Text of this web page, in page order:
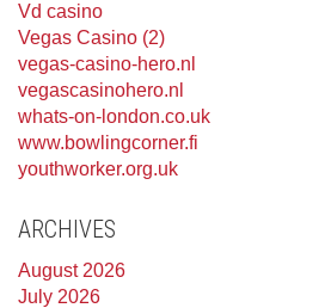
Vd casino
Vegas Casino (2)
vegas-casino-hero.nl
vegascasinohero.nl
whats-on-london.co.uk
www.bowlingcorner.fi
youthworker.org.uk
ARCHIVES
August 2026
July 2026